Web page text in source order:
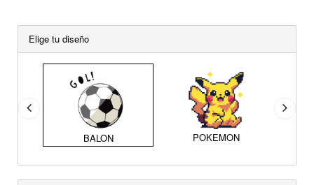
Elige tu diseño
BALON POKEMON